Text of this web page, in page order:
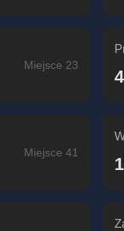
Miejsce 23
Miejsce 41